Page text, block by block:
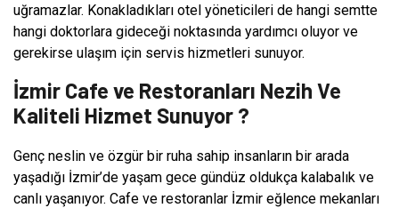
uğramazlar. Konakladıkları otel yöneticileri de hangi semtte
hangi doktorlara gideceği noktasında yardımcı oluyor ve
gerekirse ulaşım için servis hizmetleri sunuyor.
İzmir Cafe ve Restoranları Nezih Ve
Kaliteli Hizmet Sunuyor ?
Genç neslin ve özgür bir ruha sahip insanların bir arada
yaşadığı İzmir’de yaşam gece gündüz oldukça kalabalık ve
canlı yaşanıyor. Cafe ve restoranlar İzmir eğlence mekanları